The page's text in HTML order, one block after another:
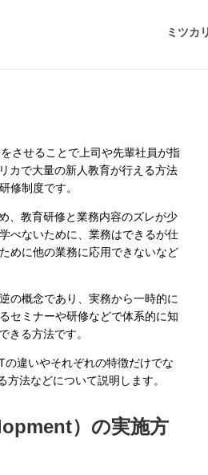
ミツカ
させることで上司や先輩社員が指
カで大量の新人教育が行える方法
修制度です。
、教育研修と業務内容のズレが少
べないために、業務はできるが仕
めに他の業務に応用できないなど
の概念であり、実務から一時的に
セミナーや研修などで体系的に知
きる方法です。
違いやそれぞれの特徴だけでな
法などについて説明します。
）の実施方